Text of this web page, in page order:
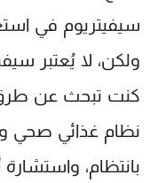
سيفيتريوم في
ولكن، لا يُعتبر
كنت تبحث عن طرق
نظام غذائي صحي
بانتظام، واستشارة